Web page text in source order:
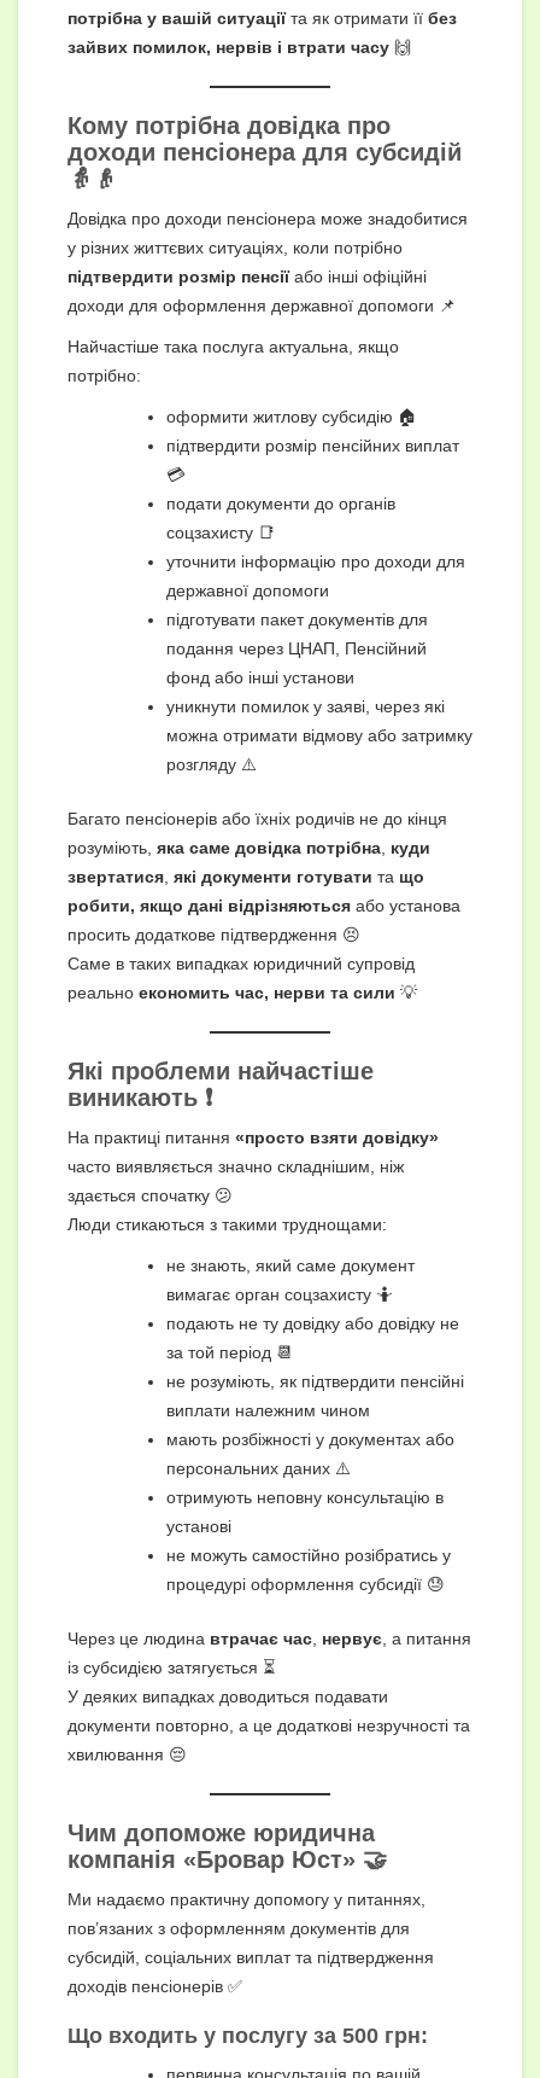
потрібна у вашій ситуаціїта як отримати її без
зайвих помилок, нервів і втрати часу 🙌
Кому потрібна довідка про
доходи пенсіонера для субсидій
👵👴
Довідка про доходи пенсіонера може знадобитися
у різних життєвих ситуаціях, коли потрібно
підтвердити розмір пенсіїабо інші офіційні
доходи для оформлення державної допомоги 📌
Найчастіше така послуга актуальна, якщо
потрібно:
оформити житлову субсидію 🏠
підтвердити розмір пенсійних виплат
💳
подати документи до органів
соцзахисту 📑
уточнити інформацію про доходи для
державної допомоги
підготувати пакет документів для
подання через ЦНАП, Пенсійний
фонд або інші установи
уникнути помилок у заяві, через які
можна отримати відмову або затримку
розгляду ⚠️
Багато пенсіонерів або їхніх родичів не до кінця
розуміють, яка саме довідка потрібна куди
звертатися які документи готувати та що
робити, якщо дані відрізняються або установа
просить додаткове підтвердження 😣
Саме в таких випадках юридичний супровід
реально економить час, нерви та сили 💡
Які проблеми найчастіше
виникають ❗
На практиці питання «просто взяти довідку»
часто виявляється значно складнішим, ніж
здається спочатку 😕
Люди стикаються з такими труднощами:
не знають, який саме документ
вимагає орган соцзахисту 🤷
подають не ту довідку або довідку не
за той період 📆
не розуміють, як підтвердити пенсійні
виплати належним чином
мають розбіжності у документах або
персональних даних ⚠️
отримують неповну консультацію в
установі
не можуть самостійно розібратись у
процедурі оформлення субсидії 😓
Через це людина втрачає час нервує , а питання
із субсидією затягується ⏳
У деяких випадках доводиться подавати
документи повторно, а це додаткові незручності та
хвилювання 😔
Чим допоможе юридична
компанія «Бровар Юст» 🤝
Ми надаємо практичну допомогу у питаннях,
пов’язаних з оформленням документів для
субсидій, соціальних виплат та підтвердження
доходів пенсіонерів ✅
Що входить у послугу за 500 грн:
первинна консультація по вашій